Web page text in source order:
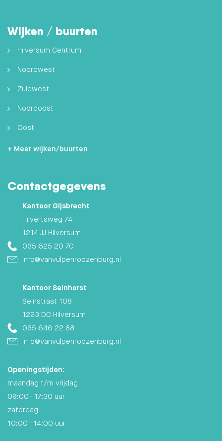
Wijken / buurten
Hilversum Centrum
Noordwest
Zuidwest
Noordoost
Oost
Zuidoost
Zuid
+ Meer wijken/buurten
Contactgegevens
Kantoor Gijsbrecht
Hilvertsweg 74
1214 JJ Hilversum
035 625 20 70
info@vanvulpenroozenburg.nl
Kantoor Seinhorst
Seinstraat 108
1223 DC Hilversum
035 646 22 88
info@vanvulpenroozenburg.nl
Openingstijden:
maandag t/m vrijdag
09:00- 17:30 uur
zaterdag
10:00 -14:00 uur